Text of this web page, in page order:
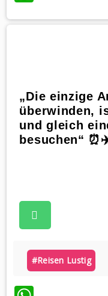
„Die einzige
überwinden,
und gleich
besuchen“
#reisen Lustig